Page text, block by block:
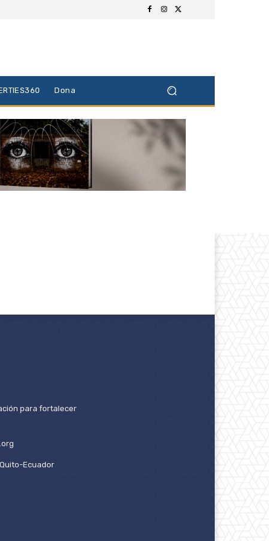
Dona
para fortalecer
Ecuador